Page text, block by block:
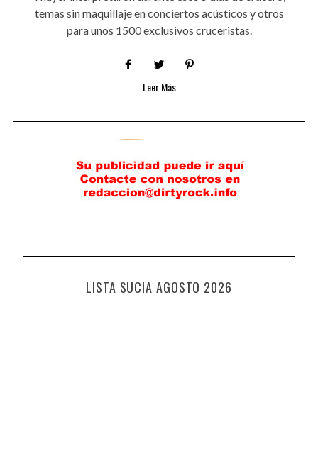
temas sin maquillaje en conciertos acústicos y otros
para unos 1500 exclusivos cruceristas.
Leer Más
LISTA SUCIA AGOSTO 2026